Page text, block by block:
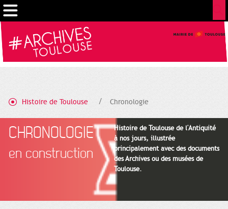
Histoire de Toulouse Chronologie
CHRONOLOGIE
en construction
Histoire de Toulouse de l'Antiquité
à nos jours, illustrée
principalement avec des documents
des Archives ou des musées de
Toulouse.
Gestion de vos préférences sur les cookies